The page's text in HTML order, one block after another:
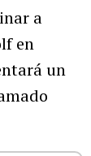
a
en
un